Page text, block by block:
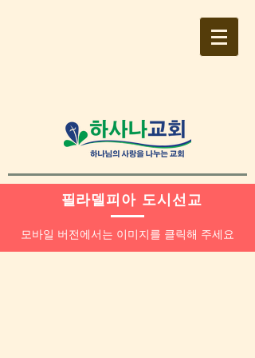
필라델피아 도시선교
모바일 버전에서는 이미지를 클릭해 주세요